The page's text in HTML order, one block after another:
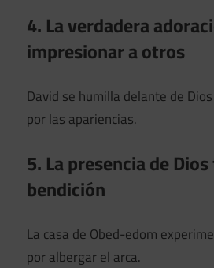
4. La verdadera
impresionar a otros
David se humilla delante de
por las apariencias.
5. La presencia de
bendición
La casa de Obed-edom
por albergar el arca.